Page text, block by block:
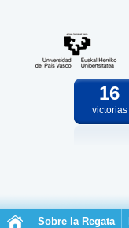
16
victorias
Sobre la Regata